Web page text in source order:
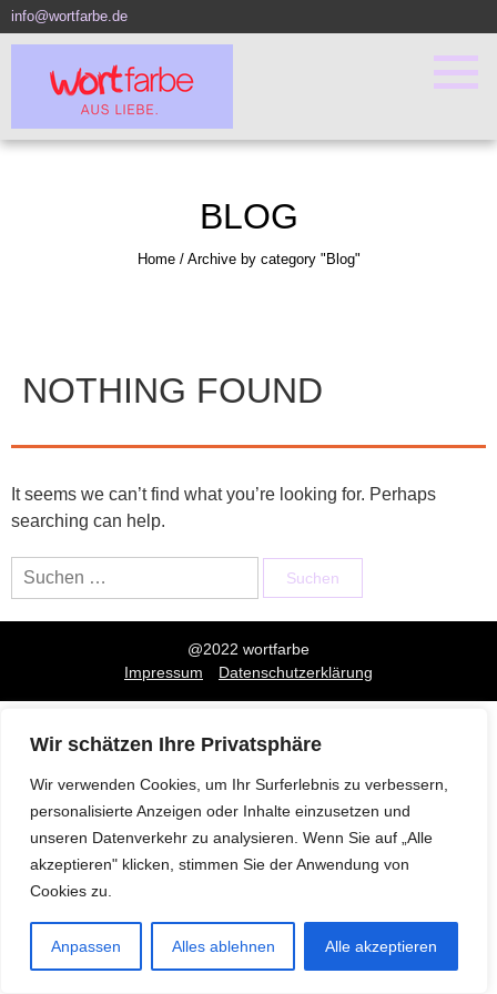
Wir schätzen Ihre Privatsphäre
Wir verwenden Cookies, um Ihr Surferlebnis zu verbessern,
personalisierte Anzeigen oder Inhalte einzusetzen und
unseren Datenverkehr zu analysieren. Wenn Sie auf „Alle
akzeptieren" klicken, stimmen Sie der Anwendung von
Cookies zu.
Anpassen Alles ablehnen Alle akzeptieren
info@wortfarbe.de
BLOG
Home/ Archive by category "Blog"
NOTHING FOUND
It seems we can’t find what you’re looking for. Perhaps
searching can help.
Suchen
nach:
@2022 wortfarbe
Impressum
Datenschutzerklärung